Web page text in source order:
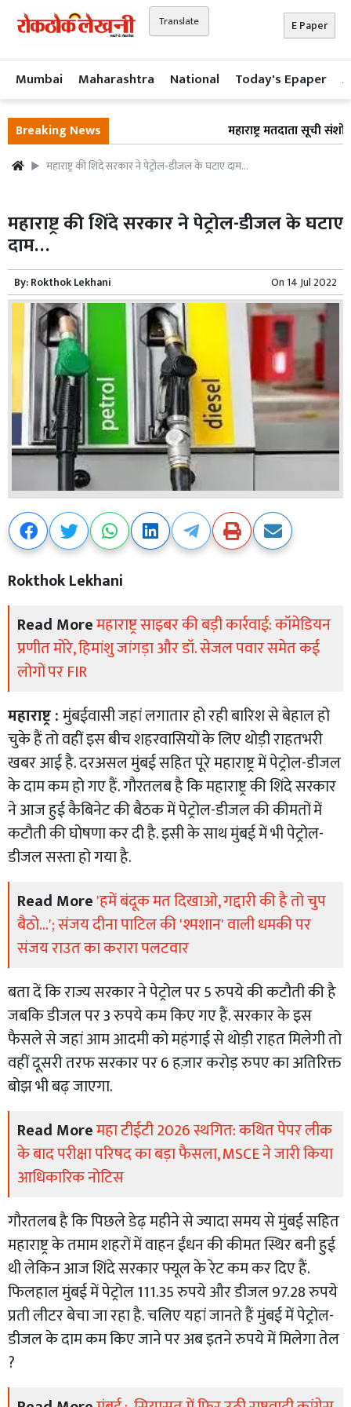
Translate E Paper
Mumbai Maharashtra National Today's Epaper
Breaking News महाराष्ट्र मतदाता सूची
महाराष्ट्र की शिंदे सरकार ने पेट्रोल-डीजल के घटाए दाम…
महाराष्ट्र की शिंदे सरकार ने पेट्रोल-डीजल के घटाए
दाम…
By:Rokthok Lekhani On 14 Jul 2022
Rokthok Lekhani
Read Moreमहाराष्ट्र साइबर की बड़ी कार्रवाई: कॉमेडियन
प्रणीत मोरे, हिमांशु जांगड़ा और डॉ. सेजल पवार समेत कई
लोगों पर FIR
महाराष्ट्र :मुंबईवासी जहां लगातार हो रही बारिश से बेहाल हो
चुके हैं तो वहीं इस बीच शहरवासियों के लिए थोड़ी राहतभरी
खबर आई है. दरअसल मुंबई सहित पूरे महाराष्ट्र में पेट्रोल-डीजल
के दाम कम हो गए हैं. गौरतलब है कि महाराष्ट्र की शिंदे सरकार
ने आज हुई कैबिनेट की बैठक में पेट्रोल-डीजल की कीमतों में
कटौती की घोषणा कर दी है. इसी के साथ मुंबई में भी पेट्रोल-
डीजल सस्ता हो गया है.
Read More​'हमें बंदूक मत दिखाओ, गद्दारी की है तो चुप
बैठो...'; संजय दीना पाटिल की 'श्मशान' वाली धमकी पर
संजय राउत का करारा पलटवार
बता दें कि राज्य सरकार ने पेट्रोल पर 5 रुपये की कटौती की है
जबकि डीजल पर 3 रुपये कम किए गए हैं. सरकार के इस
फैसले से जहां आम आदमी को महंगाई से थोड़ी राहत मिलेगी तो
वहीं दूसरी तरफ सरकार पर 6 हज़ार करोड़ रुपए का अतिरिक्त
बोझ भी बढ़ जाएगा.
Read Moreमहा टीईटी 2026 स्थगित: कथित पेपर लीक
के बाद परीक्षा परिषद का बड़ा फैसला, MSCE ने जारी किया
आधिकारिक नोटिस
गौरतलब है कि पिछले डेढ़ महीने से ज्यादा समय से मुंबई सहित
महाराष्ट्र के तमाम शहरों में वाहन ईंधन की कीमत स्थिर बनी हुई
थी लेकिन आज शिंदे सरकार फ्यूल के रेट कम कर दिए हैं.
फिलहाल मुंबई में पेट्रोल 111.35 रुपये और डीजल 97.28 रुपये
प्रती लीटर बेचा जा रहा है. चलिए यहां जानते हैं मुंबई में पेट्रोल-
डीजल के दाम कम किए जाने पर अब इतने रुपये में मिलेगा तेल
?